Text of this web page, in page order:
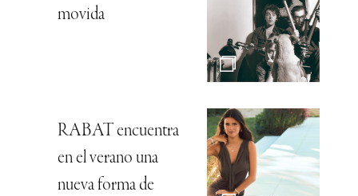
movida
RABAT encuentra
en el verano una
nueva forma de